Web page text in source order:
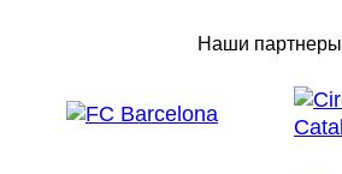
Наши партнеры